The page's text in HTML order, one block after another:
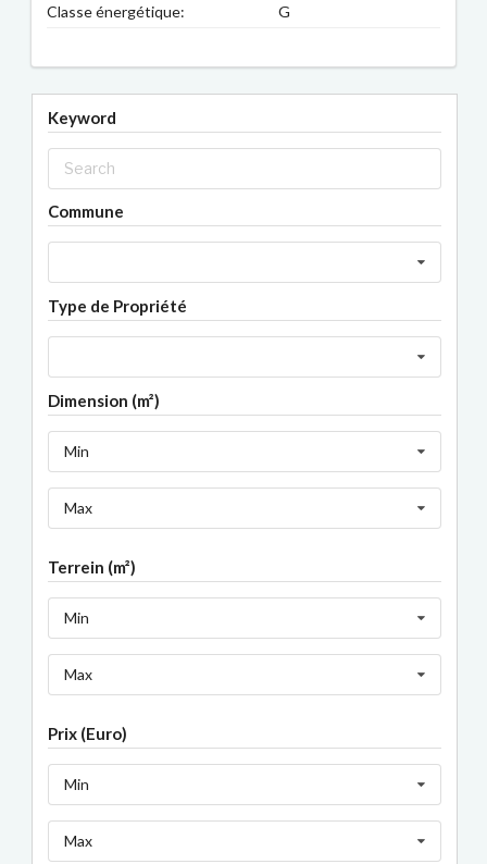
Classe énergétique:
G
Keyword
Commune
Type de Propriété
Dimension (m²)
Min
Max
Terrein (m²)
Min
Max
Prix (Euro)
Min
Max